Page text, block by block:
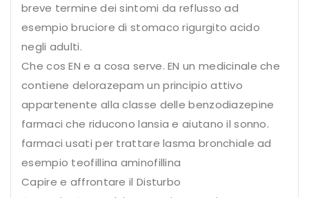
breve termine dei sintomi da reflusso ad
esempio bruciore di stomaco rigurgito acido
negli adulti.
Che cos EN e a cosa serve. EN un medicinale che
contiene delorazepam un principio attivo
appartenente alla classe delle benzodiazepine
farmaci che riducono lansia e aiutano il sonno.
farmaci usati per trattare lasma bronchiale ad
esempio teofillina aminofillina
Capire e affrontare il Disturbo